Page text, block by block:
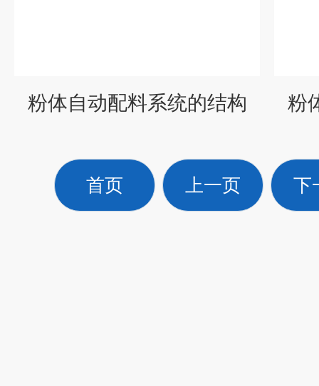
粉体自动配料系统的结构 粉
首页 上一页 下